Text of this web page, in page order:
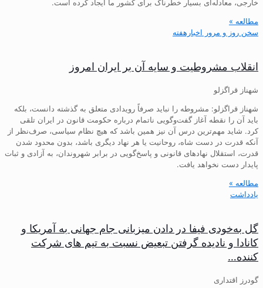
خارجی، معادله‌ای بسیار خطرناک برای کشور ما ایجاد کرده است.
مطالعه »
سخن روز و مرور اخبارهفته
انقلاب مشروطیت و سایه آن بر ایران امروز
شهناز قراگزلو
شهناز قراگزلو: مشروطه را نباید صرفاً رویدادی متعلق به گذشته دانست، بلکه
باید آن را نقطه آغاز گفت‌وگویی ناتمام درباره حکومت قانون در ایران تلقی
کرد. شاید مهم‌ترین درس آن نیز همین باشد که هیچ نظام سیاسی، صرف‌نظر از
آنکه قدرت در دست شاه، روحانیت یا هر نهاد دیگری باشد، بدون محدود شدن
قدرت، استقلال نهادهای قانونی و پاسخ‌گویی در برابر شهروندان، به آزادی و ثبات
پایدار دست نخواهد یافت.
مطالعه »
یادداشت
گل به‌خودی فیفا در دادن میزبانی جام جهانی به آمریکا و
کانادا و نادیده گرفتن تبعیض نسبت به تیم های شرکت
کننده…
گودرز اقتداری